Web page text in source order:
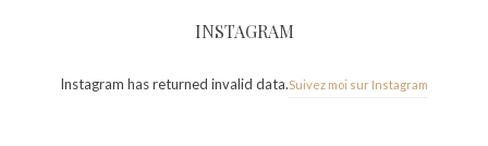
INSTAGRAM
Instagram has returned invalid data.Suivez moi sur Instagram